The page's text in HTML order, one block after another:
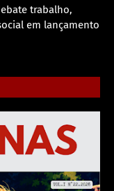
trabalho,
em lançamento